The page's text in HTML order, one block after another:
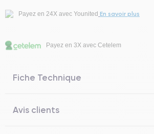
Payez en 24X avec Younited En savoir plus
Payez en 3X avec Cetelem
Fiche Technique
Avis clients